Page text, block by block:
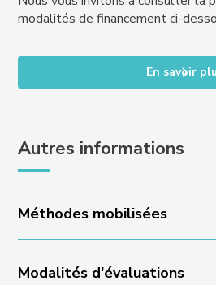
modalités de financement ci-
En savoir
Autres informations
Méthodes mobilisées
Animation des formations par
Modalités d'évaluations